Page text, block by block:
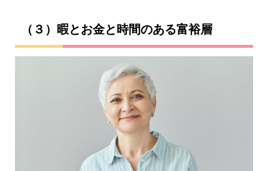
（３）暇とお金と時間のある富裕層